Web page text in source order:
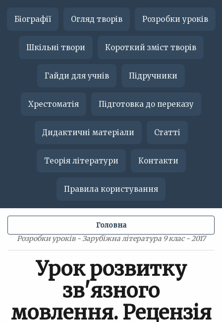
Біографії Огляд творів Розробки уроків
Шкільні твори Короткий зміст творів
Гайди для учнів Підручники
Хрестоматія Підготовка до переказу
Дидактичні матеріали Статті
Теорія літератури Контакти
Правила користування
Розробки уроків - Зарубіжна література 9 клас - 2017
Головна
Урок розвитку
зв'язного
мовлення. Рецензія